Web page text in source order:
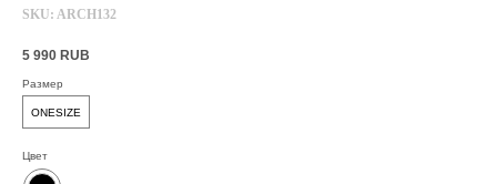
SKU: ARCH132
5 990 RUB
Размер
ONESIZE
Цвет